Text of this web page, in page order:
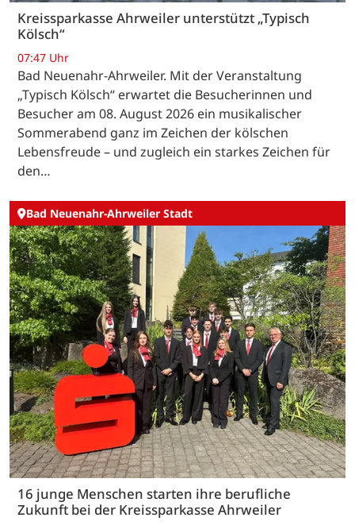
Kreissparkasse Ahrweiler unterstützt „Typisch
Kölsch“
07:47 Uhr
Bad Neuenahr-Ahrweiler. Mit der Veranstaltung
„Typisch Kölsch“ erwartet die Besucherinnen und
Besucher am 08. August 2026 ein musikalischer
Sommerabend ganz im Zeichen der kölschen
Lebensfreude – und zugleich ein starkes Zeichen für
den…
Bad Neuenahr-Ahrweiler Stadt
16 junge Menschen starten ihre berufliche
Zukunft bei der Kreissparkasse Ahrweiler